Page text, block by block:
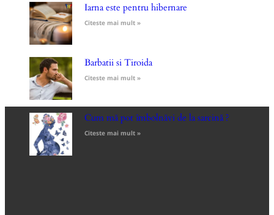
Iarna este pentru hibernare
Citeste mai mult »
Barbatii si Tiroida
Citeste mai mult »
Cum mă pot îmbolnăvi de la sarcină ?
Citeste mai mult »